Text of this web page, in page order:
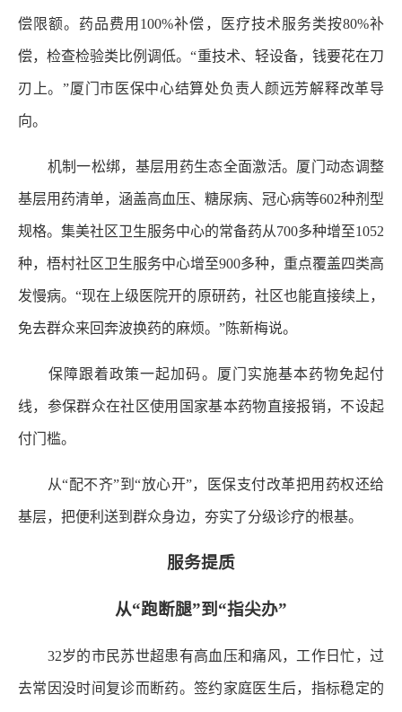
偿限额。药品费用100%补偿，医疗技术服务类按80%补
偿，检查检验类比例调低。“重技术、轻设备，钱要花在刀
刃上。”厦门市医保中心结算处负责人颜远芳解释改革导
向。
机制一松绑，基层用药生态全面激活。厦门动态调整
基层用药清单，涵盖高血压、糖尿病、冠心病等602种剂型
规格。集美社区卫生服务中心的常备药从700多种增至1052
种，梧村社区卫生服务中心增至900多种，重点覆盖四类高
发慢病。“现在上级医院开的原研药，社区也能直接续上，
免去群众来回奔波换药的麻烦。”陈新梅说。
保障跟着政策一起加码。厦门实施基本药物免起付
线，参保群众在社区使用国家基本药物直接报销，不设起
付门槛。
从“配不齐”到“放心开”，医保支付改革把用药权还给
基层，把便利送到群众身边，夯实了分级诊疗的根基。
服务提质
从“跑断腿”到“指尖办”
32岁的市民苏世超患有高血压和痛风，工作日忙，过
去常因没时间复诊而断药。签约家庭医生后，指标稳定的